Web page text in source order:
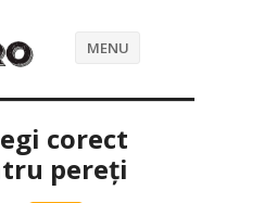
MENU
corect
pereți